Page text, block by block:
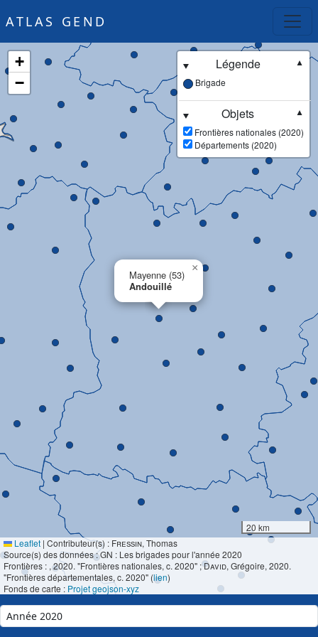
ATLAS GEND
Mayenne (53)
Andouillé
×
+
−
Légende
▼
Brigade
Objets
▼
Frontières nationales (2020)
Départements (2020)
20 km
Leaflet | Contributeur(s) : Fressin, Thomas
Source(s) des données : GN : Les brigades pour l'année 2020
Frontières : , 2020. "Frontières nationales, c. 2020" ;David, Grégoire, 2020.
"Frontières départementales, c. 2020" (lien)
Fonds de carte : Projet geojson-xyz